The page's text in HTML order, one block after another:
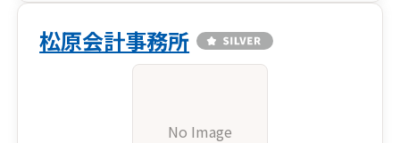
松原会計事務所
No Image